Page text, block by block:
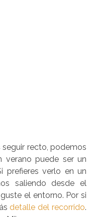
recto, podemos
verano puede ser un
prefieres verlo en un
saliendo desde el
el entorno. Por si
detalle del recorrido.